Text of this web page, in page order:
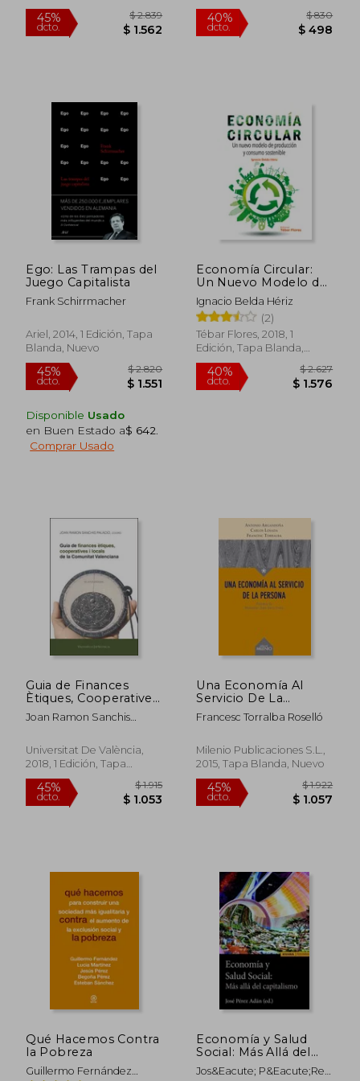
40%
dcto.
40%
dcto.
45%
dcto. $ 1.273
45%
dcto.
40%
dcto.
Ego: Las Trampas del
Juego Capitalista
Frank Schirrmacher
Ariel, 2014, 1 Edición, Tapa
Blanda, Nuevo
Disponible Usado
en Buen Estado a$ 642
Comprar Usado
Economía Circular:
Un Nuevo Modelo de
Producción y
Consumo Sostenible
Ignacio Belda Hériz
(2)
Tébar Flores, 2018, 1
Edición, Tapa Blanda,
Nuevo
Guia de Finances
Ètiques, Cooperatives
i Locals de la
Comunitat Valenciana
Joan Ramon Sanchis
Universitat De València,
2018, 1 Edición, Tapa
Blanda, Nuevo
Una Economía Al
Servicio De La
Persona (ensayo,
Band 62) (en
Francesc Torralba Roselló
Milenio Publicaciones S.l.,
2015, Tapa Blanda, Nuevo
Qué Hacemos Contra
la Pobreza
Guillermo Fernández
Economía y Salud
Social: Más Allá del
Capitalismo
(Astrolabio Ciencias
Jos&Eacute; P&Eacute;Rez